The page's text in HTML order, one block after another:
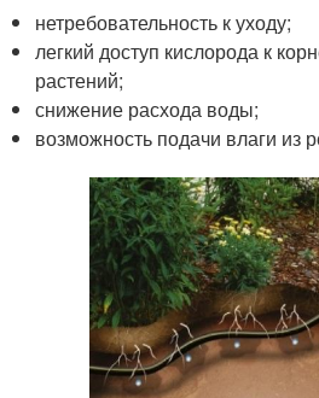
нетребовательность к уходу;
легкий доступ кислорода к
растений;
снижение расхода воды;
возможность подачи влаги из